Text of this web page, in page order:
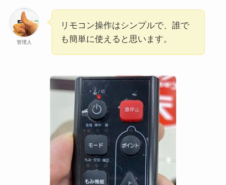
管理人
リモコン操作はシンプルで、誰で
も簡単に使えると思います。